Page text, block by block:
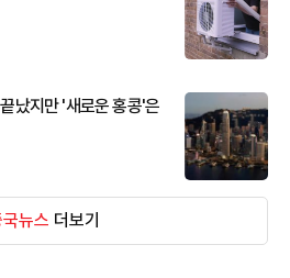
났지만 '새로운 홍콩'은
뉴스 더보기